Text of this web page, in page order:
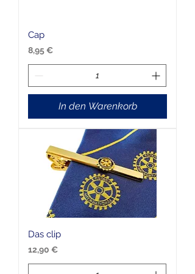
Cap
Preis
8,95 €
In den Warenkorb
Das clip
Preis
12,90 €